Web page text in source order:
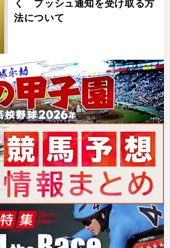
く プッシュ通知を受け取る方
法について